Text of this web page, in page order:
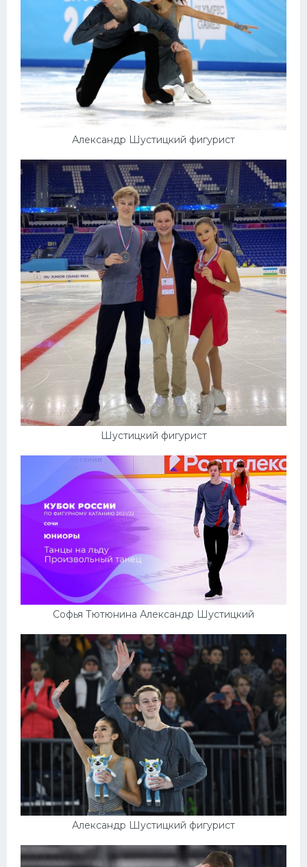
Александр Шустицкий фигурист
Шустицкий фигурист
Софья Тютюнина Александр Шустицкий
Александр Шустицкий фигурист